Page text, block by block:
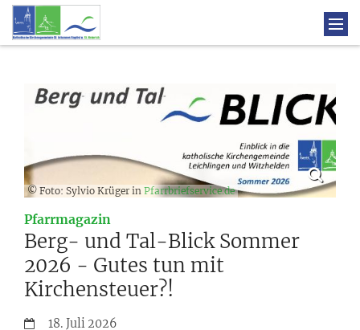
© Foto: Sylvio Krüger in Pfarrbriefservice.de
Pfarrmagazin
Berg- und Tal-Blick Sommer
2026 - Gutes tun mit
Kirchensteuer?!
Datum:18. Juli 2026